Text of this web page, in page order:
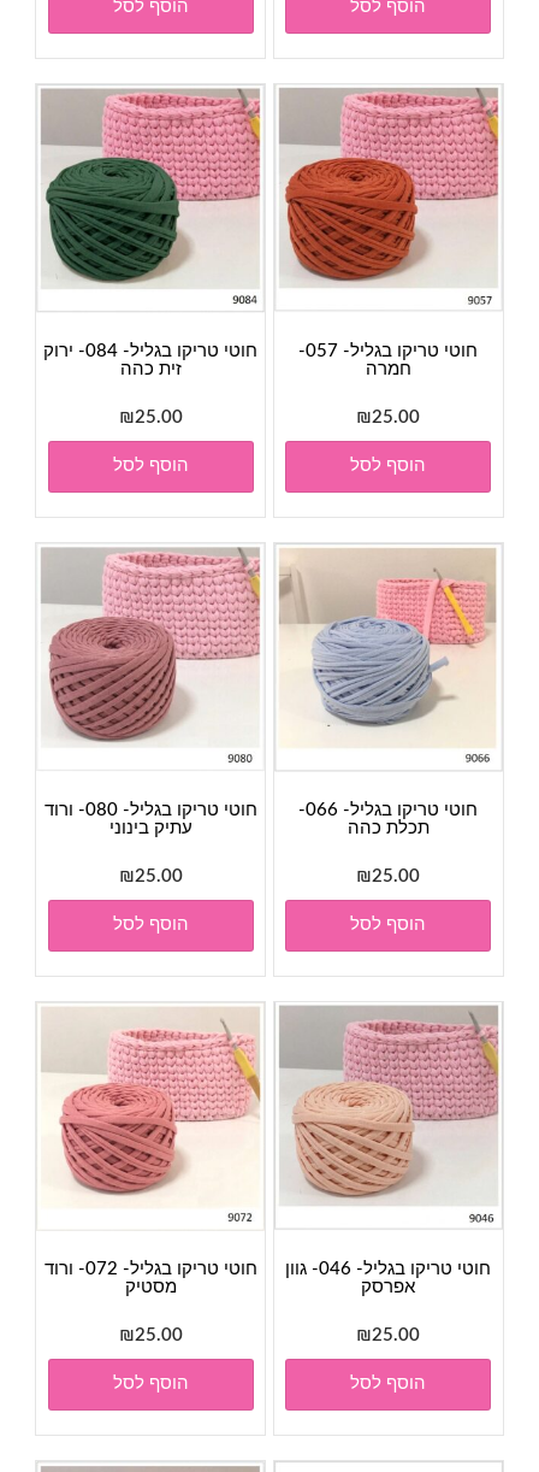
הוסף לסל הוסף לסל
חוטי טריקו בגליל- 057-
חמרה
₪25.00
הוסף לסל
חוטי טריקו בגליל- 084- ירוק
זית כהה
₪25.00
הוסף לסל
חוטי טריקו בגליל- 066-
תכלת כהה
₪25.00
הוסף לסל
חוטי טריקו בגליל- 080- ורוד
עתיק בינוני
₪25.00
הוסף לסל
חוטי טריקו בגליל- 046- גוון
אפרסק
₪25.00
הוסף לסל
חוטי טריקו בגליל- 072- ורוד
מסטיק
₪25.00
הוסף לסל